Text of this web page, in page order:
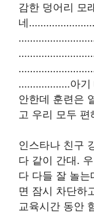
감한 덩어리 모
네
………………아기
안한데 훈련은
고 우리 모두 편
인스타나 친구
다 같이 간대.
다 다들 잘 놀
면 잠시 차단하
교육시간 동안